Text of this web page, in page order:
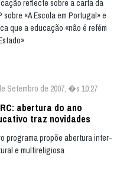
reflecte sobre a carta da
sobre «A Escola em Portugal» e
que a educação «não é refém
Setembro de 2007, �s 10:27
abertura do ano
traz novidades
programa propõe abertura inter-
e multireligiosa